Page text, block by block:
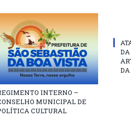
INTERNO –
MUNICIPAL DE
CULTURAL